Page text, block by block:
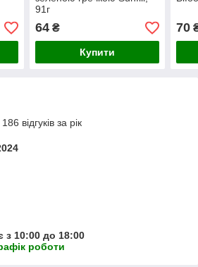
91г
64₴
Купити
70
відгуків за рік
з 10:00 до 18:00
роботи